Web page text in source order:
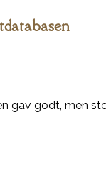
gav godt, men